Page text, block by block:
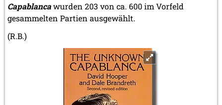
Capablancawurden 203 von ca. 600 im Vorfeld
gesammelten Partien ausgewählt.
(R.B.)